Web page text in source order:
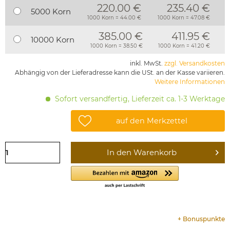
5000 Korn 220.00 €
1000 Korn = 44.00 €
235.40 €
1000 Korn = 47.08 €
10000 Korn 385.00 €
1000 Korn = 38.50 €
411.95 €
1000 Korn = 41.20 €
inkl. MwSt. zzgl. Versandkosten
Abhängig von der Lieferadresse kann die USt. an der Kasse variieren.
Weitere Informationen
Sofort versandfertig, Lieferzeit ca. 1-3 Werktage
auf den Merkzettel
In den Warenkorb
+ Bonuspunkte